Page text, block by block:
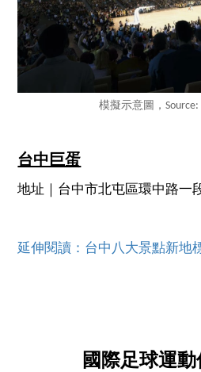
模擬示意圖，
台中巨蛋
地址｜台中市北屯區環中路一
延伸閱讀：台中八大景點新地
國際足球運